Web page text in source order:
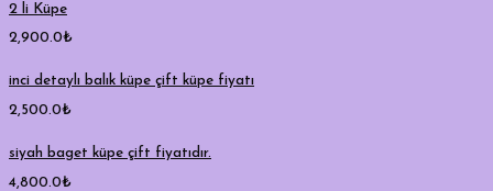
2 li Küpe
2,900.0₺
inci detaylı balık küpe çift küpe fiyatı
2,500.0₺
siyah baget küpe çift fiyatıdır.
4,800.0₺